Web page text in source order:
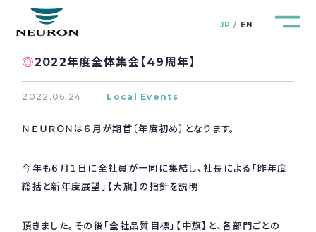
JP EN
管路防災研究所
企業情報
製品＆サービス Products&Service
◎2022年度全体集会【49周年】
2022.06.24 Local Events
ＮＥＵＲＯＮは６月が期首〔年度初め〕となります。
今年も６月１日に全社員が一同に集結し、社長による「昨年度
総括と新年度展望」【大旗】の指針を説明
頂きました。その後「全社品質目標」【中旗】と、各部門ごとの